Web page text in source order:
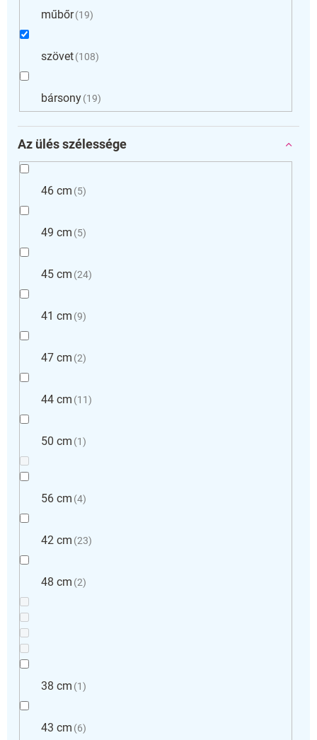
műbőr 19
szövet 108
bársony 19
Az ülés szélessége
46 cm 5
49 cm 5
45 cm 24
41 cm 9
47 cm 2
44 cm 11
50 cm 1
56 cm 4
42 cm 23
48 cm 2
38 cm 1
43 cm 6